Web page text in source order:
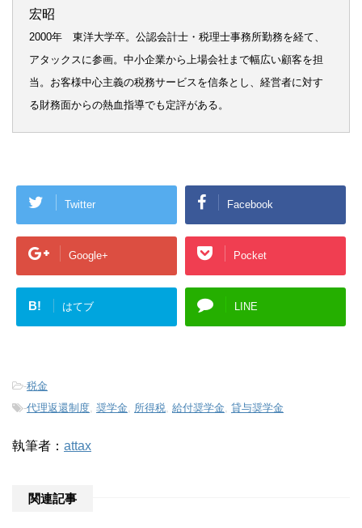
宏昭
2000年 東洋大学卒。公認会計士・税理士事務所勤務を経て、
アタックスに参画。中小企業から上場会社まで幅広い顧客を担
当。お客様中心主義の税務サービスを信条とし、経営者に対す
る財務面からの熱血指導でも定評がある。
Twitter Facebook
Google+ Pocket
B! はてブ LINE
-税金
-代理返還制度 奨学金 所得税 給付奨学金 貸与奨学金
執筆者： attax
関連記事